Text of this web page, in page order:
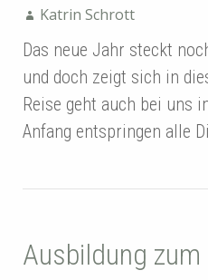
Katrin Schrott
Das neue Jahr steckt
und doch zeigt sich in
Reise geht auch bei uns
Anfang entspringen alle
Ausbildung